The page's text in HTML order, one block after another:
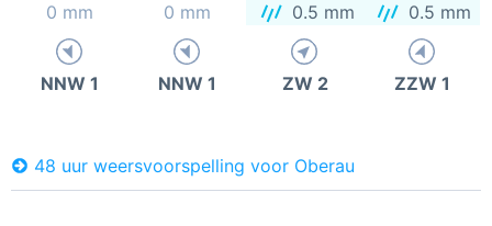
0 mm 0 mm 0.5 mm 0.5 mm
NNW 1 NNW 1 ZW 2 ZZW 1
48 uur weersvoorspelling voor Oberau